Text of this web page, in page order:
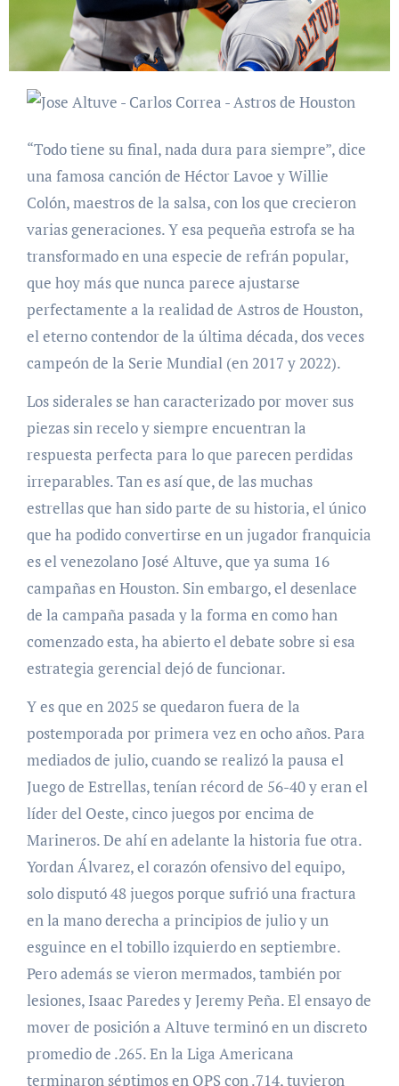
“Todo tiene su final, nada dura para siempre”, dice
una famosa canción de Héctor Lavoe y Willie
Colón, maestros de la salsa, con los que crecieron
varias generaciones. Y esa pequeña estrofa se ha
transformado en una especie de refrán popular,
que hoy más que nunca parece ajustarse
perfectamente a la realidad de Astros de Houston,
el eterno contendor de la última década, dos veces
campeón de la Serie Mundial (en 2017 y 2022).
Los siderales se han caracterizado por mover sus
piezas sin recelo y siempre encuentran la
respuesta perfecta para lo que parecen perdidas
irreparables. Tan es así que, de las muchas
estrellas que han sido parte de su historia, el único
que ha podido convertirse en un jugador franquicia
es el venezolano José Altuve, que ya suma 16
campañas en Houston. Sin embargo, el desenlace
de la campaña pasada y la forma en como han
comenzado esta, ha abierto el debate sobre si esa
estrategia gerencial dejó de funcionar.
Y es que en 2025 se quedaron fuera de la
postemporada por primera vez en ocho años. Para
mediados de julio, cuando se realizó la pausa el
Juego de Estrellas, tenían récord de 56-40 y eran el
líder del Oeste, cinco juegos por encima de
Marineros. De ahí en adelante la historia fue otra.
Yordan Álvarez, el corazón ofensivo del equipo,
solo disputó 48 juegos porque sufrió una fractura
en la mano derecha a principios de julio y un
esguince en el tobillo izquierdo en septiembre.
Pero además se vieron mermados, también por
lesiones, Isaac Paredes y Jeremy Peña. El ensayo de
mover de posición a Altuve terminó en un discreto
promedio de .265. En la Liga Americana
terminaron séptimos en OPS con .714, tuvieron